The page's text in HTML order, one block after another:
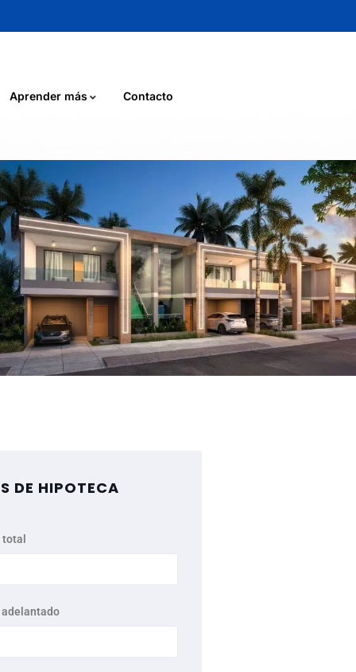
Aprender más Contacto
DE HIPOTECA
adelantado